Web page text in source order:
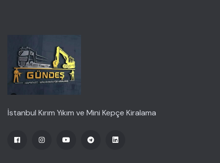
İstanbul Kırım Yıkım ve Mini Kepçe Kiralama